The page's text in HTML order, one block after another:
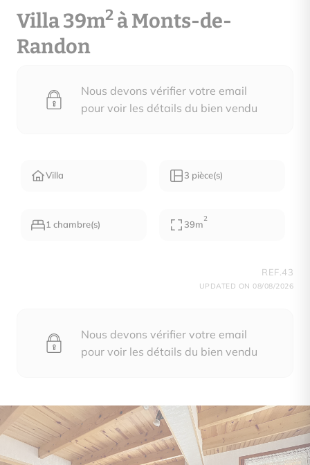
Villa 39m2 à Monts-de-
Randon
Nous devons vérifier votre email
pour voir les détails du bien vendu
Villa 3 pièce(s)
1 chambre(s) 39m
2
REF.43
UPDATED ON 08/08/2026
Nous devons vérifier votre email
pour voir les détails du bien vendu